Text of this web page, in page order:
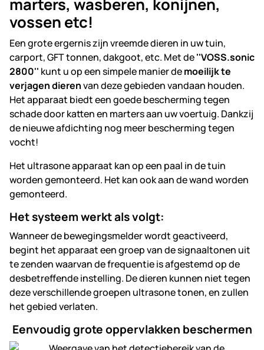
marters, wasberen, konijnen,
vossen etc!
Een grote ergernis zijn vreemde dieren in uw tuin,
carport, GFT tonnen, dakgoot, etc. Met de''VOSS.sonic
2800'' kunt u op een simpele manier demoeilijk te
verjagen dierenvan deze gebieden vandaan houden.
Het apparaat biedt een goede bescherming tegen
schade door katten en marters aan uw voertuig. Dankzij
de nieuwe afdichting nog meer bescherming tegen
vocht!
Het ultrasone apparaat kan op een paal in de tuin
worden gemonteerd. Het kan ook aan de wand worden
gemonteerd.
Het systeem werkt als volgt:
Wanneer de bewegingsmelder wordt geactiveerd,
begint het apparaat een groep van de signaaltonen uit
te zenden waarvan de frequentie is afgestemd op de
desbetreffende instelling. De dieren kunnen niet tegen
deze verschillende groepen ultrasone tonen, en zullen
het gebied verlaten.
Eenvoudig grote oppervlakken beschermen